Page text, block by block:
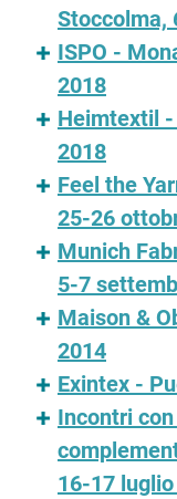
Stoccolma,
ISPO -
2018
Heimtextil
2018
Feel the
25-26
Munich
5-7
Maison &
2014
Exintex -
Incontri
16-17